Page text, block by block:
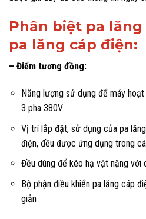
Phân biệt pa
pa lăng cáp điện:
– Điểm tương đồng:
Năng lượng sử dụng để máy
3 pha 380V
Vị trí lắp đặt, sử dụng của pa
điện, đều được ứng dụng trong
Đều dùng để kéo hạ vật nặng với
Bộ phận điều khiển pa lăng cáp
giản